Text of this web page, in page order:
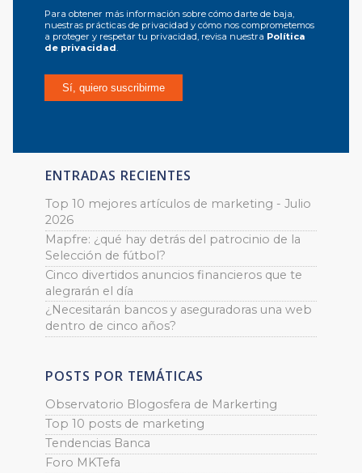
Para obtener más información sobre cómo darte de baja,
nuestras prácticas de privacidad y cómo nos comprometemos
a proteger y respetar tu privacidad, revisa nuestra Política
de privacidad.
ENTRADAS RECIENTES
Top 10 mejores artículos de marketing - Julio
2026
Mapfre: ¿qué hay detrás del patrocinio de la
Selección de fútbol?
Cinco divertidos anuncios financieros que te
alegrarán el día
¿Necesitarán bancos y aseguradoras una web
dentro de cinco años?
POSTS POR TEMÁTICAS
Observatorio Blogosfera de Markerting
Top 10 posts de marketing
Tendencias Banca
Foro MKTefa